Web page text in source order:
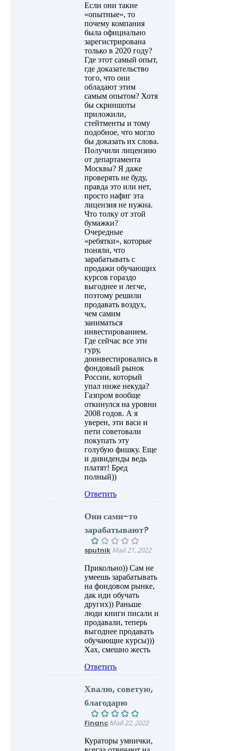
Если они такие
«опытные», то
почему компания
была официально
зарегистрирована
только в 2020 году?
Где этот самый опыт,
где доказательство
того, что они
обладают этим
самым опытом? Хотя
бы скриншоты
приложили,
стейтменты и тому
подобное, что могло
бы доказать их слова.
Получили лицензию
от департамента
Москвы? Я даже
проверять не буду,
правда это или нет,
просто нафиг эта
лицензия не нужна.
Что толку от этой
бумажки?
Очередные
«ребятки», которые
поняли, что
зарабатывать с
продажи обучающих
курсов гораздо
выгоднее и легче,
поэтому решили
продавать воздух,
чем самим
заниматься
инвестированием.
Где сейчас все эти
гуру,
доинвестировались в
фондовый рынок
России, который
упал ниже некуда?
Газпром вообще
откинулся на уровни
2008 годов. А я
уверен, эти васи и
пети советовали
покупать эту
голубую фишку. Еще
и дивиденды ведь
платят! Бред
полный))
Ответить
Они сами-то
зарабатывают?
sputnik Май 21, 2022
Прикольно)) Сам не
умеешь зарабатывать
на фондовом рынке,
дак иди обучать
других)) Раньше
люди книги писали и
продавали, теперь
выгоднее продавать
обучающие курсы)))
Хах, смешно жесть
Ответить
Хвалю, советую,
благодарю
Financ Май 22, 2022
Кураторы умнички,